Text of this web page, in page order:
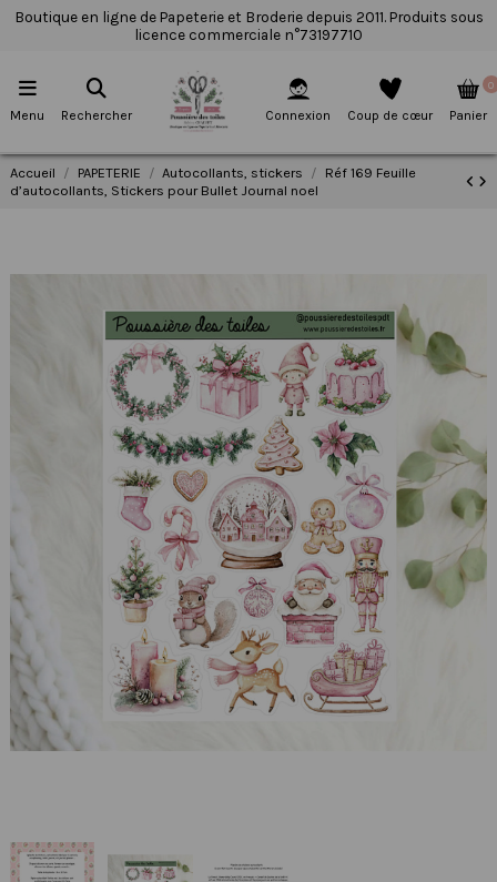
Boutique en ligne de Papeterie et Broderie depuis 2011. Produits sous
licence commerciale n°73197710
Menu Rechercher Connexion Coup de cœur
0
Panier
Accueil PAPETERIE Autocollants, stickers
Réf 169 Feuille
d’autocollants, Stickers pour Bullet Journal noel